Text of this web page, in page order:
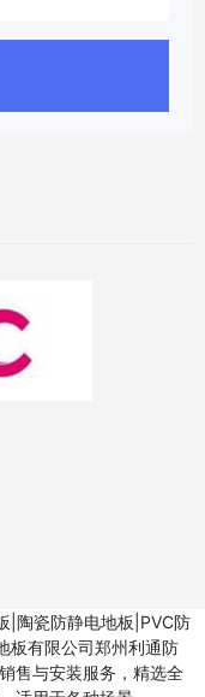
|陶瓷防静电地板|PVC防
板有限公司郑州利通防
售与安装服务，精选全